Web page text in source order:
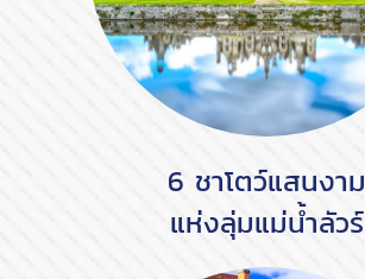
6 ชาโตว์แสนงาม
แห่งลุ่มแม่น้ำลัวร์